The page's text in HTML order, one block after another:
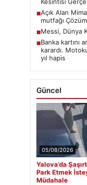
Kesintisi
■Açık Alan
mutfağı
■Messi, Dünya
■Banka kartını
karardı.
yıl hapis
Güncel
05/08/2026
Yalova’da
Park Etmek
Müdahale